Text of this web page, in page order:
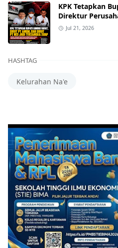
KPK Tetapkan
Direktur
Dugaan Suap
Jul 21, 2026
HASHTAG
Kelurahan Na'e